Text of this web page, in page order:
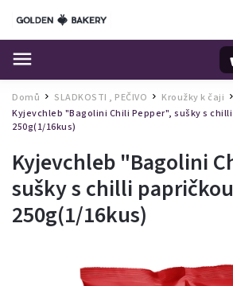
Domů / SLADKOSTI , PEČIVO / Kroužky k čaji /
Kyjevchleb "Bagolini Chili Pepper", sušky s
250g(1/16kus)
Kyjevchleb "Bagolini
sušky s chilli papričkou
250g(1/16kus)